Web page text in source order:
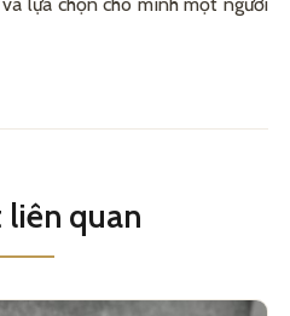
lựa chọn cho mình một người
liên quan